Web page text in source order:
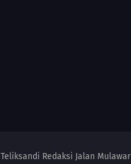
Teliksandi Redaksi Jalan